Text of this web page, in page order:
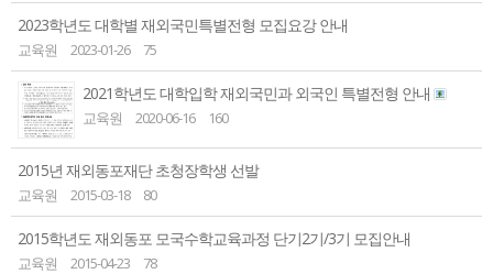
2023학년도 대학별 재외국민특별전형 모집요강 안내
교육원 2023-01-26 75
2021학년도 대학입학 재외국민과 외국인 특별전형 안내
교육원 2020-06-16 160
2015년 재외동포재단 초청장학생 선발
교육원 2015-03-18 80
2015학년도 재외동포 모국수학교육과정 단기2기/3기 모집안내
교육원 2015-04-23 78